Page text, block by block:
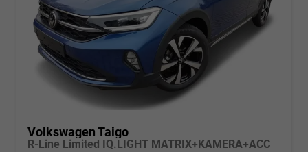
Volkswagen Taigo
R-Line Limited IQ.LIGHT MATRIX+KAMERA+ACC